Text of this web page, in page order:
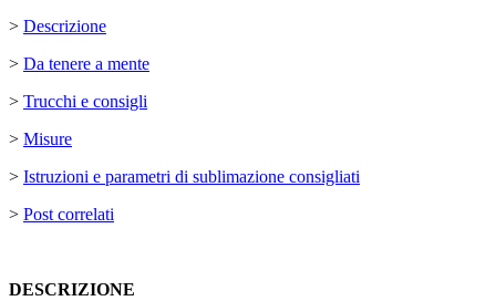
> Descrizione
> Da tenere a mente
> Trucchi e consigli
> Misure
> Istruzioni e parametri di sublimazione consigliati
> Post correlati
DESCRIZIONE